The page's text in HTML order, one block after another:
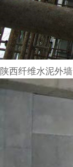
陕西纤维水泥外墙